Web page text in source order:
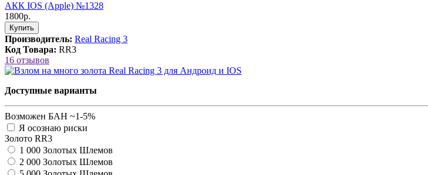
АКК IOS (Apple) №1328
1800р.
Купить
Производитель: Real Racing 3
Код Товара: RR3
16 отзывов
Доступные варианты
Возможен БАН ~1-5%
Я осознаю риски
Золото RR3
1 000 Золотых Шлемов
2 000 Золотых Шлемов